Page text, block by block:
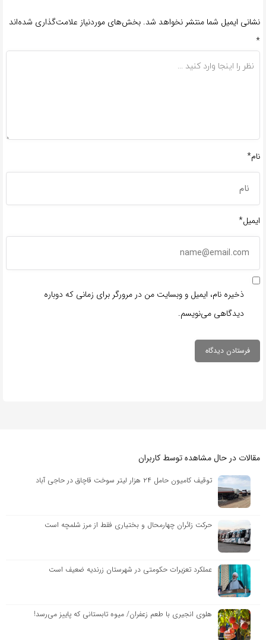
نشانی ایمیل شما منتشر نخواهد شد. بخش‌های موردنیاز علامت‌گذاری شده‌اند
*
نام*
ایمیل*
ذخیره نام، ایمیل و وبسایت من در مرورگر برای زمانی که دوباره
دیدگاهی می‌نویسم.
مقالات در حال مشاهده توسط کاربران
توقیف کامیون حامل ۲۴ هزار لیتر سوخت قاچاق در حاجی آباد
حرکت زائران چهارمحال و بختیاری فقط از مرز شلمچه است
عملکرد تعزیرات حکومتی در شهرستان زرندیه ضعیف است
هلوی انجیری با طعم زعفران/ میوه تابستانی که پاییز می‌رسد!